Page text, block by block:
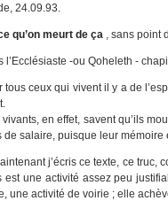
24.09.93.
qu’on meurt de ça , sans point
l’Ecclésiaste -ou Qoheleth -
tous ceux qui vivent il y a de
en effet, savent qu’ils
de salaire, puisque leur mémoire
j’écris ce texte, ce truc,
est une activité assez peu
une activité de voirie ; elle